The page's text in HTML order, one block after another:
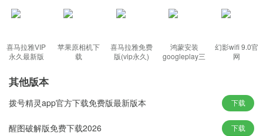
丰富内容：
户的需求，提供最便利的纯粹的服务模式，媒体用户可以获取不同
的制作，作者lopatkin是位俄罗斯系统精简狂人，通过控制面板配置
DNS新版本很方便。
喜马拉雅VIP
永久最新版
苹果原相机下
载
喜马拉雅免费
版(vip永久)
鸿蒙安装
googleplay三
幻影wifi 9.0官
网
其他版本
拨号精灵app官方下载免费版最新版本 下载
醒图破解版免费下载2026 下载